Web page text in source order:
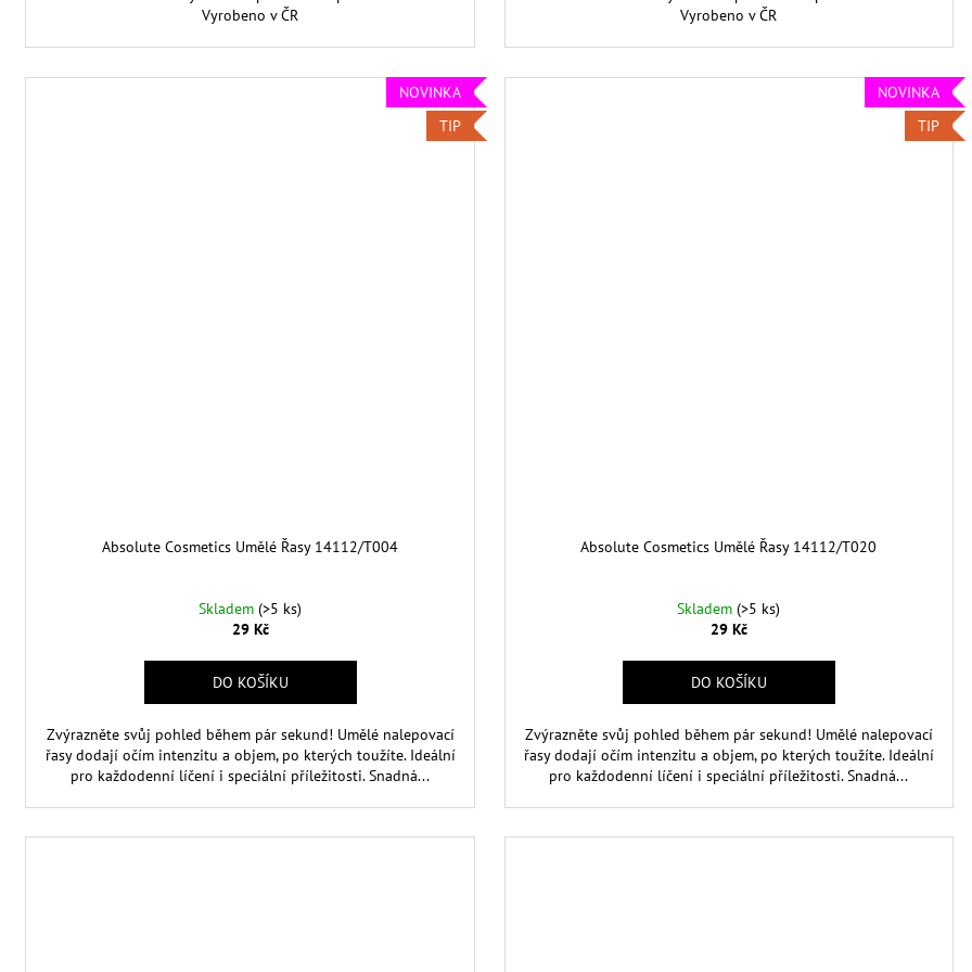
Vyrobeno v ČR
Vyrobeno v ČR
NOVINKA
TIP
Absolute Cosmetics Umělé Řasy 14112/T004
Skladem(>5 ks)
29 Kč
DO KOŠÍKU
Zvýrazněte svůj pohled během pár sekund! Umělé nalepovací
řasy dodají očím intenzitu a objem, po kterých toužíte. Ideální
pro každodenní líčení i speciální příležitosti. Snadná...
NOVINKA
TIP
Absolute Cosmetics Umělé Řasy 14112/T020
Skladem(>5 ks)
29 Kč
DO KOŠÍKU
Zvýrazněte svůj pohled během pár sekund! Umělé nalepovací
řasy dodají očím intenzitu a objem, po kterých toužíte. Ideální
pro každodenní líčení i speciální příležitosti. Snadná...